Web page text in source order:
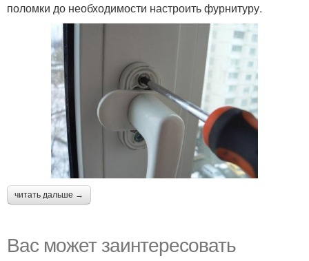
поломки до необходимости настроить фурнитуру.
читать дальше →
Вас может заинтересовать